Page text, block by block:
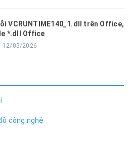
VCRUNTIME140_1.dll trên Office,
*.dll Office
12/05/2026
công nghệ